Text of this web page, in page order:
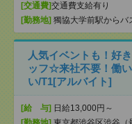
[交通費]交通費支給有り
[勤務地] 獨協大学前駅からバ
人気イベントも！好
ッフ☆来社不要！働
い/T1[アルバイト]
[給 与] 日給13,000円～